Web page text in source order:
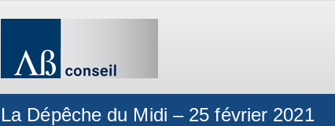
La Dépêche du Midi – 25 février 2021